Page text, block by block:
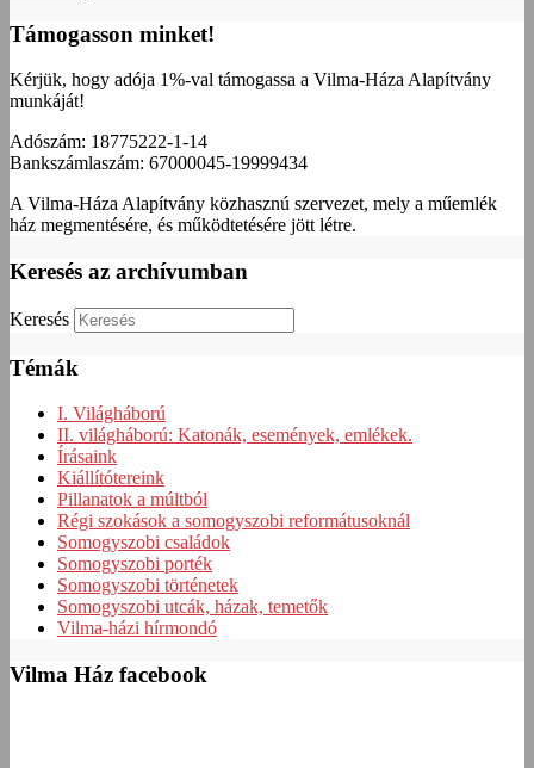
Támogasson minket!
Kérjük, hogy adója 1%-val támogassa a Vilma-Háza Alapítvány
munkáját!
Adószám: 18775222-1-14
Bankszámlaszám: 67000045-19999434
A Vilma-Háza Alapítvány közhasznú szervezet, mely a műemlék
ház megmentésére, és működtetésére jött létre.
Keresés az archívumban
Keresés
Témák
I. Világháború
II. világháború: Katonák, események, emlékek.
Írásaink
Kiállítótereink
Pillanatok a múltból
Régi szokások a somogyszobi reformátusoknál
Somogyszobi családok
Somogyszobi porték
Somogyszobi történetek
Somogyszobi utcák, házak, temetők
Vilma-házi hírmondó
Vilma Ház facebook